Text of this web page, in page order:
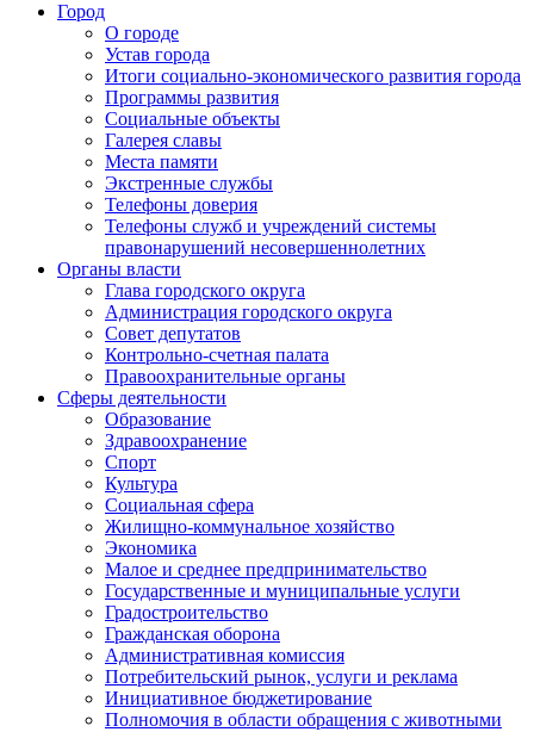
Город
О городе
Устав города
Итоги социально-экономического развития города
Программы развития
Социальные объекты
Галерея славы
Места памяти
Экстренные службы
Телефоны доверия
Телефоны служб и учреждений системы
правонарушений несовершеннолетних
Органы власти
Глава городского округа
Администрация городcкого округа
Совет депутатов
Контрольно-счетная палата
Правоохранительные органы
Сферы деятельности
Образование
Здравоохранение
Спорт
Культура
Социальная сфера
Жилищно-коммунальное хозяйство
Экономика
Малое и среднее предпринимательство
Государственные и муниципальные услуги
Градостроительство
Гражданская оборона
Административная комиссия
Потребительский рынок, услуги и реклама
Инициативное бюджетирование
Полномочия в области обращения с животными